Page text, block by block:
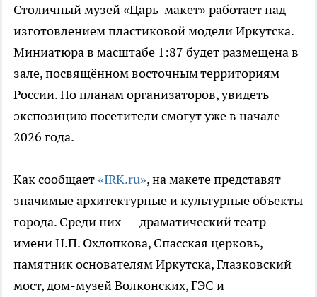
Столичный музей «Царь-макет» работает над
изготовлением пластиковой модели Иркутска.
Миниатюра в масштабе 1:87 будет размещена в
зале, посвящённом восточным территориям
России. По планам организаторов, увидеть
экспозицию посетители смогут уже в начале
2026 года.
Как сообщает «IRK.ru», на макете представят
значимые архитектурные и культурные объекты
города. Среди них — драматический театр
имени Н.П. Охлопкова, Спасская церковь,
памятник основателям Иркутска, Глазковский
мост, дом-музей Волконских, ГЭС и